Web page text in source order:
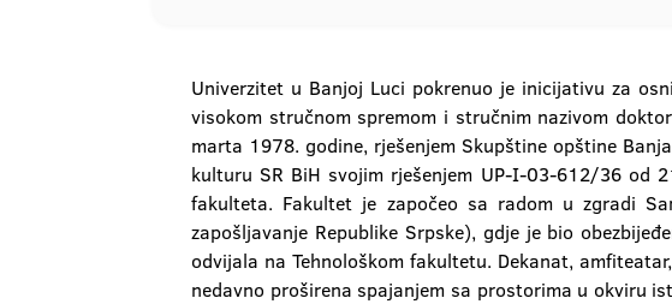
Univerzitet u Banjoj Luci pokrenuo je inicijativu za
visokom stručnom spremom i stručnim nazivom
marta 1978. godine, rješenjem Skupštine opštine
kulturu SR BiH svojim rješenjem UP-I-03-612/36 od
fakulteta. Fakultet je započeo sa radom u zgradi
zapošljavanje Republike Srpske), gdje je bio
odvijala na Tehnološkom fakultetu. Dekanat,
nedavno proširena spajanjem sa prostorima u okviru